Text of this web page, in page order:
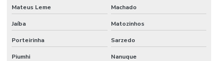
Manutenção Preditiva E Iot
Mateus Leme Machado
Jaíba Matozinhos
Porteirinha Sarzedo
Piumhi Nanuque